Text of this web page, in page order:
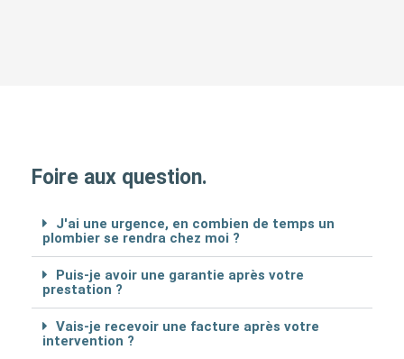
Foire aux question.
J'ai une urgence, en combien de temps un
plombier se rendra chez moi ?
Puis-je avoir une garantie après votre
prestation ?
Vais-je recevoir une facture après votre
intervention ?